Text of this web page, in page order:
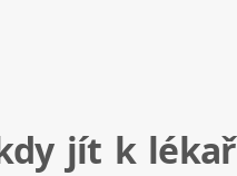
jít k